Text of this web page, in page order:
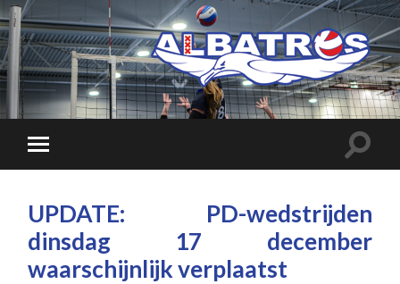
UPDATE: PD-wedstrijden
dinsdag 17 december
waarschijnlijk verplaatst